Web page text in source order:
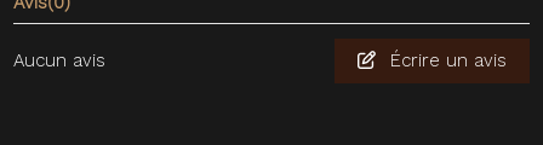
Aucun avis Écrire un avis